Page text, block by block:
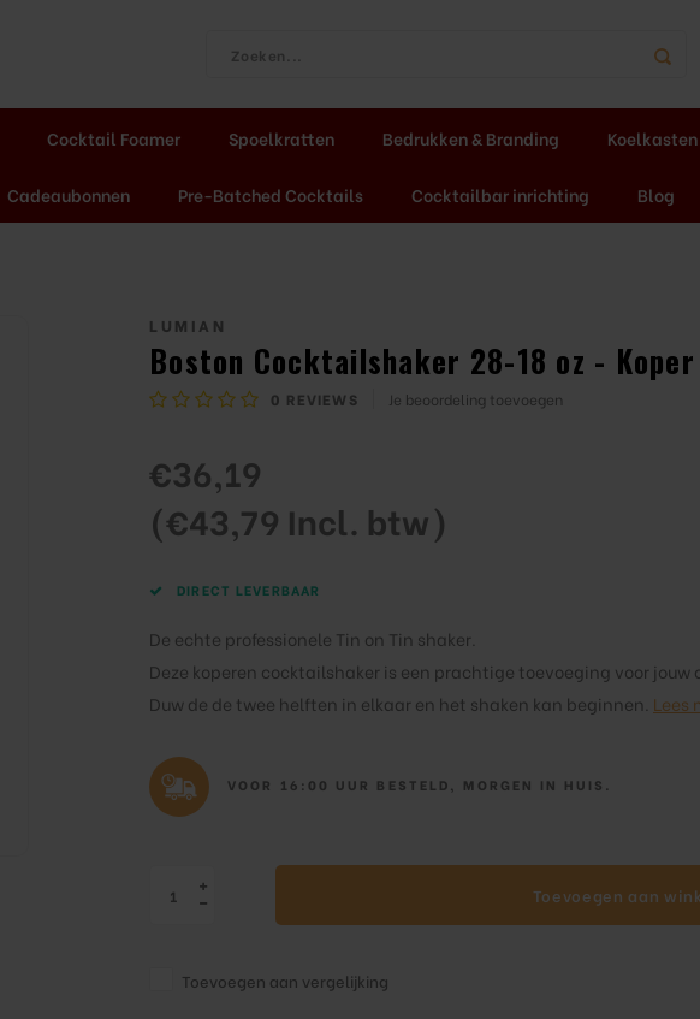
Cocktail Foamer Spoelkratten Bedrukken & Branding Koelkasten
Cadeaubonnen Pre-Batched Cocktails Cocktailbar inrichting Blog
LUMIAN
Boston Cocktailshaker 28-18 oz - Koper
0 REVIEWS Je beoordeling toevoegen
€36,19
(€43,79 Incl. btw)
DIRECT LEVERBAAR
De echte professionele Tin on Tin shaker.
Deze koperen cocktailshaker is een prachtige toevoeging voor jouw
Duw de de twee helften in elkaar en het shaken kan beginnen. Lees
VOOR 16:00 UUR BESTELD, MORGEN IN HUIS.
Toevoegen aan
Toevoegen aan vergelijking